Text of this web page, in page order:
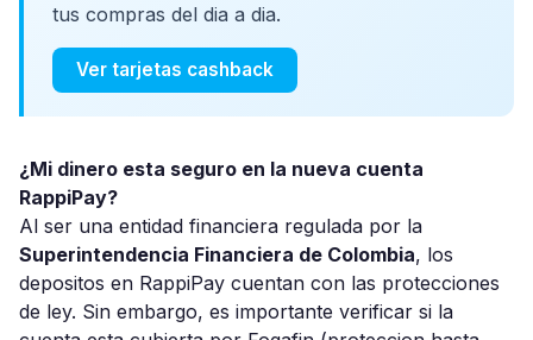
tus compras del dia a dia.
Ver tarjetas cashback
¿Mi dinero esta seguro en la nueva cuenta
RappiPay?
Al ser una entidad financiera regulada por la
Superintendencia Financiera de Colombia, los
depositos en RappiPay cuentan con las protecciones
de ley. Sin embargo, es importante verificar si la